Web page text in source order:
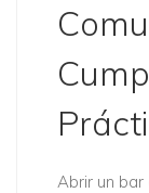
Abrir un